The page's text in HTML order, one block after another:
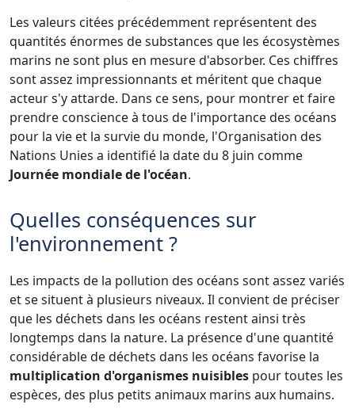
Les valeurs citées précédemment représentent des
quantités énormes de substances que les écosystèmes
marins ne sont plus en mesure d'absorber. Ces chiffres
sont assez impressionnants et méritent que chaque
acteur s'y attarde. Dans ce sens, pour montrer et faire
prendre conscience à tous de l'importance des océans
pour la vie et la survie du monde, l'Organisation des
Nations Unies a identifié la date du 8 juin comme
Journée mondiale de l'océan.
Quelles conséquences sur
l'environnement ?
Les impacts de la pollution des océans sont assez variés
et se situent à plusieurs niveaux. Il convient de préciser
que les déchets dans les océans restent ainsi très
longtemps dans la nature. La présence d'une quantité
considérable de déchets dans les océans favorise la
multiplication d'organismes nuisibles pour toutes les
espèces, des plus petits animaux marins aux humains.